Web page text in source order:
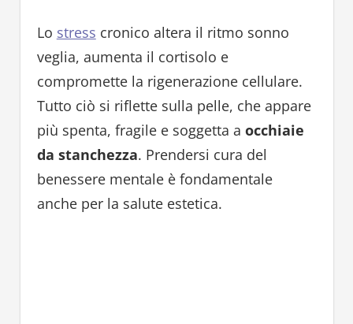
Lo stress cronico altera il ritmo sonno
veglia, aumenta il cortisolo e
compromette la rigenerazione cellulare.
Tutto ciò si riflette sulla pelle, che appare
più spenta, fragile e soggetta a occhiaie
da stanchezza. Prendersi cura del
benessere mentale è fondamentale
anche per la salute estetica.